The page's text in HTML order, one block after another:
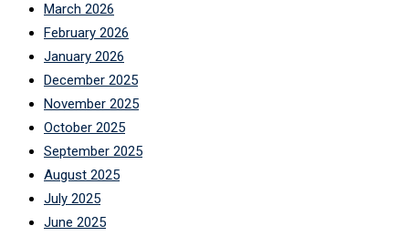
March 2026
February 2026
January 2026
December 2025
November 2025
October 2025
September 2025
August 2025
July 2025
June 2025